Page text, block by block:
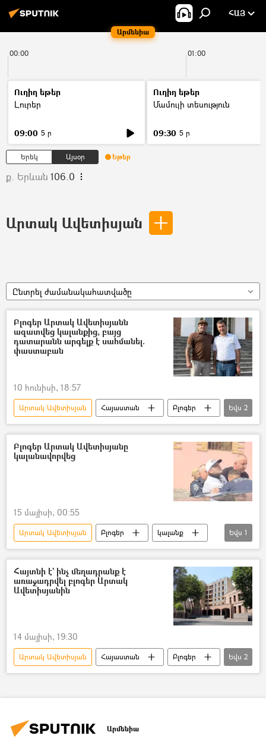
Արմենիա
ՀԱՅ
00:00 01:00
Ուղիղ եթեր
Լուրեր
09:00 5 ր
Ուղիղ եթեր
Մամուլի տեսություն
09:30 5 ր
Երեկ Այսօր Եթեր
ք. Երևան 106.0
Արտակ Ավետիսյան
Ընտրել ժամանակահատվածը
Բլոգեր Արտակ Ավետիսյանն
ազատվեց կալանքից, բայց
դատարանն արգելք է սահմանել.
փաստաբան
10 հունիսի, 18:57
Արտակ Ավետիսյան Հայաստան
Բլոգեր
կալանք
Ռուբեն Մելիքյան
Եվս 2
Բլոգեր Արտակ Ավետիսյանը
կալանավորվեց
15 մայիսի, 00:55
Արտակ Ավետիսյան Բլոգեր
կալանք
դատ
Եվս 1
Հայտնի է` ինչ մեղադրանք է
առաջադրվել բլոգեր Արտակ
Ավետիսյանին
14 մայիսի, 19:30
Արտակ Ավետիսյան Հայաստան
Բլոգեր
ՀՀ քննչական կոմիտե
Քրեական գործ
Եվս 2
Արմենիա